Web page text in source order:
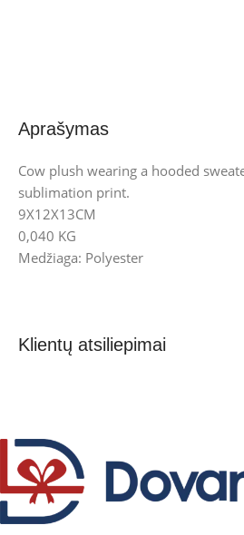
Aprašymas
Cow plush wearing a hooded
sublimation print.
9X12X13CM
0,040 KG
Medžiaga: Polyester
Klientų atsiliepimai